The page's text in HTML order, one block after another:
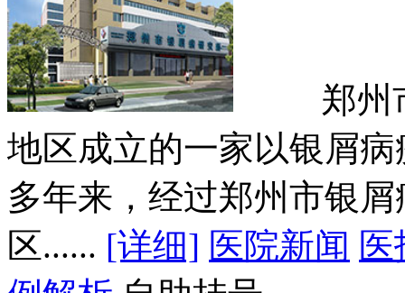
郑州市
地区成立的一家以银屑
多年来，经过郑州市银
区...... [详细] 医院新闻